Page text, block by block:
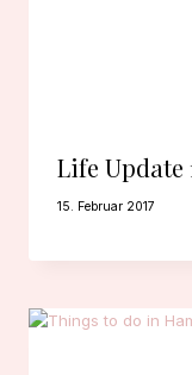
Life Update
15. Februar 2017